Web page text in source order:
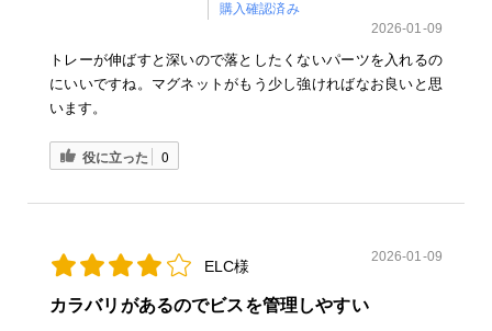
購入確認済み
2026-01-09
トレーが伸ばすと深いので落としたくないパーツを入れるの
にいいですね。マグネットがもう少し強ければなお良いと思
います。
役に立った 0
ELC様
2026-01-09
カラバリがあるのでビスを管理しやすい